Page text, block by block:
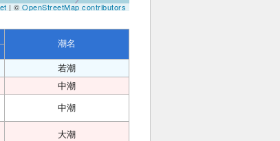
| ©OpenStreetMap contributors
潮名
若潮
中潮
中潮
大潮